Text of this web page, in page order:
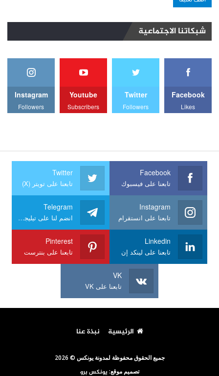
شبكاتنا الاجتماعية
Facebook
Likes
Twitter
Followers
Youtube
Subscribers
Instagram
Followers
Facebook
تابعنا على فيسبوك
Twitter
تابعنا على تويتر (X)
Instagram
تابعنا على انستقرام
Telegram
انضم لنا على تيليجرام
Linkedin
تابعنا على لينكد إن
Pinterest
تابعنا على بنترست
VK
تابعنا على VK
الرئيسية نبذة عنا
جميع الحقوق محفوظة لمدونة يونكس © 2026
تصميم موقع: يونكس برو